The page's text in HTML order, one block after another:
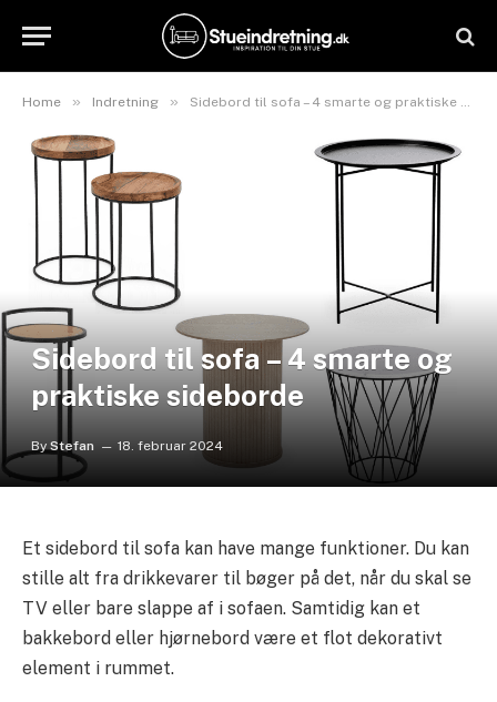
Home » Indretning » Sidebord til sofa – 4 smarte og praktiske sideborde
Sidebord til sofa – 4 smarte og
praktiske sideborde
By Stefan 18. februar 2024
Et sidebord til sofa kan have mange funktioner. Du kan
stille alt fra drikkevarer til bøger på det, når du skal se
TV eller bare slappe af i sofaen. Samtidig kan et
bakkebord eller hjørnebord være et flot dekorativt
element i rummet.